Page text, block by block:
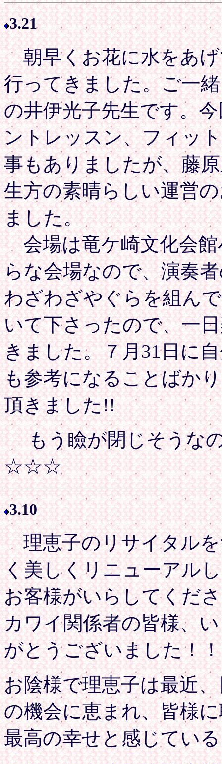
3.21
朝早くお花に水をあげ
行ってきました。ご一
の井伊光子先生です。
ントレッスン、フィッ
事もありましたが、藤
生方の素晴らしい運営
ました。
会場は竜ケ崎文化会館
らな会場なので、演奏
わざわざやぐらを組ん
いて下さったので、一
きました。７月31日に
も参考になることばか
頂きました!!
もう瞼が閉じそうなの
☆☆☆
3.10
理恵子のリサイタルを
く美しくリニューアル
お客様がいらしてくだ
カワイ関係者の皆様、
がとうございました！！
お陰様で理恵子は最近
の機会に恵まれ、皆様
最高の幸せと感じてい